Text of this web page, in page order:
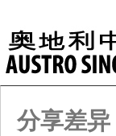
分享差异